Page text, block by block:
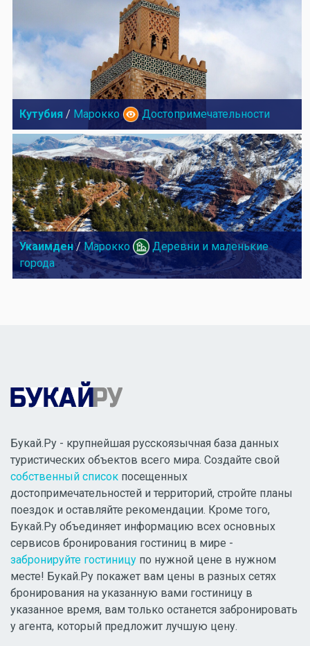
Кутубия / Марокко Достопримечательности
Укаимден/ Марокко
Деревни и маленькие
города
Букай.Ру - крупнейшая русскоязычная база данных
туристических объектов всего мира. Создайте свой
собственный список посещенных
достопримечательностей и территорий, стройте планы
поездок и оставляйте рекомендации. Кроме того,
Букай.Ру объединяет информацию всех основных
сервисов бронирования гостиниц в мире -
забронируйте гостиницу по нужной цене в нужном
месте! Букай.Ру покажет вам цены в разных сетях
бронирования на указанную вами гостиницу в
указанное время, вам только останется забронировать
у агента, который предложит лучшую цену.